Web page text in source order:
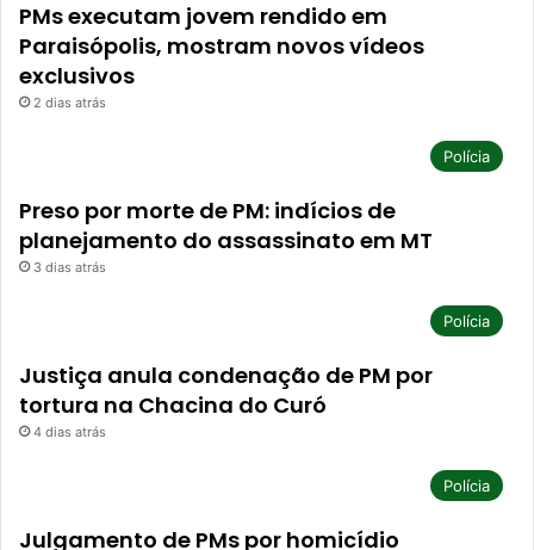
PMs executam jovem rendido em
Paraisópolis, mostram novos vídeos
exclusivos
2 dias atrás
Polícia
Preso por morte de PM: indícios de
planejamento do assassinato em MT
3 dias atrás
Polícia
Justiça anula condenação de PM por
tortura na Chacina do Curó
4 dias atrás
Polícia
Julgamento de PMs por homicídio